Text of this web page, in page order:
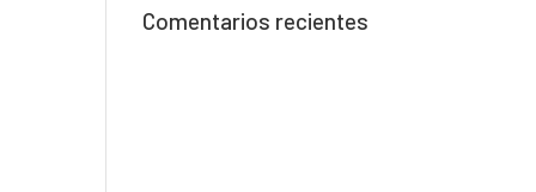
Comentarios recientes